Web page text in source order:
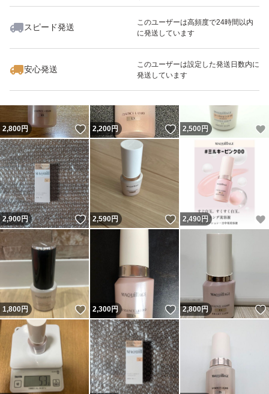
スピード発送
このユーザーは高頻度で24時間以内
に発送しています
安心発送
このユーザーは設定した発送日数内に
発送しています
いいね！
2,450
2,800円 いいね！
2,200円 いいね！
2,500 円
2,900円 いいね！
2,590円 いいね！
2,490円
1,800円 いいね！
2,300円 いいね！
2,800円